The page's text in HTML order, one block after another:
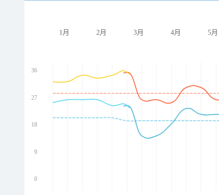
1月 2月 3月 4月 5月
36
27
18
9
0